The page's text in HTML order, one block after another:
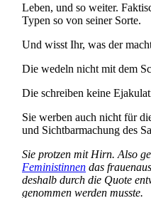
Leben, und so weiter.
Typen so von seiner Sorte.
Und wisst Ihr, was der
Die wedeln nicht mit dem
Die schreiben keine
Sie werben auch nicht für
und Sichtbar­machung des
Sie protzen mit Hirn. Also
Feministinnen das
deshalb durch die Quote
genommen werden musste.